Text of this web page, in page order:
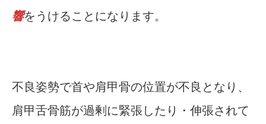
響をうけることになります。
不良姿勢で首や肩甲骨の位置が不良となり、
肩甲舌骨筋が過剰に緊張したり・伸張されて